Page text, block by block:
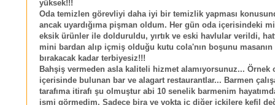
yüksek!!!
Oda temizlen görevliyi daha iyi bir temizlik yapması
ancak uyardığıma pişman oldum. Her gün oda içerisindeki
eksik ürünler ile dolduruldu, yırtık ve eski havlular verildi,
mini bardan alıp içmiş olduğu kutu cola'nın boşunu masanın
bırakacak kadar terbiyesiz!!!
Bahşiş vermeden asla kaliteli hizmet alamıyorsunuz... Örnek
içerisinde bulunan bar ve alagart restaurantlar... Barmen
tarafıma itirafı şu olmuştur abi 10 senelik barmenim
ismi görmedim. Sadece bira ve vokta iç diğer içkilere kefil